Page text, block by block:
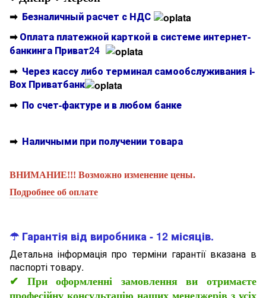
➡ Безналичный расчет с НДС
➡Оплата платежной карткой в системе интернет-
банкинга Приват24
➡ Через кассу либо терминал самообслуживания і-
Вох Приватбанк
➡ По счет-фактуре и в любом банке
➡ Наличными при получении товара
ВНИМАНИЕ!!! Возможно изменение цены.
Подробнее об оплате
☂ Гарантія від виробника - 12 місяців.
Детальна інформація про терміни гарантії вказана в
паспорті товару.
✔ При оформленні замовлення ви отримаєте